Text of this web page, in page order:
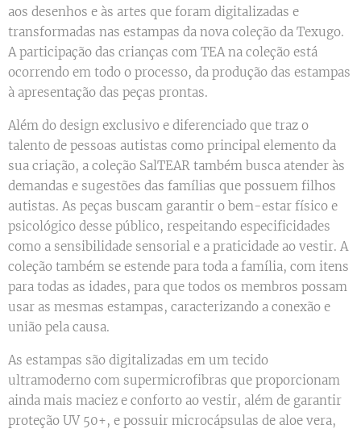
aos desenhos e às artes que foram digitalizadas e
transformadas nas estampas da nova coleção da Texugo.
A participação das crianças com TEA na coleção está
ocorrendo em todo o processo, da produção das estampas
à apresentação das peças prontas.
Além do design exclusivo e diferenciado que traz o
talento de pessoas autistas como principal elemento da
sua criação, a coleção SalTEAR também busca atender às
demandas e sugestões das famílias que possuem filhos
autistas. As peças buscam garantir o bem-estar físico e
psicológico desse público, respeitando especificidades
como a sensibilidade sensorial e a praticidade ao vestir. A
coleção também se estende para toda a família, com itens
para todas as idades, para que todos os membros possam
usar as mesmas estampas, caracterizando a conexão e
união pela causa.
As estampas são digitalizadas em um tecido
ultramoderno com supermicrofibras que proporcionam
ainda mais maciez e conforto ao vestir, além de garantir
proteção UV 50+, e possuir microcápsulas de aloe vera,